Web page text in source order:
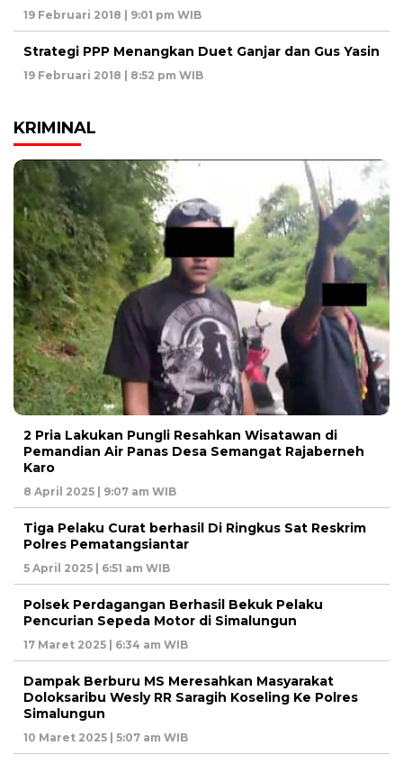
19 Februari 2018 | 9:01 pm WIB
Strategi PPP Menangkan Duet Ganjar dan Gus Yasin
19 Februari 2018 | 8:52 pm WIB
KRIMINAL
2 Pria Lakukan Pungli Resahkan Wisatawan di
Pemandian Air Panas Desa Semangat Rajaberneh
Karo
8 April 2025 | 9:07 am WIB
Tiga Pelaku Curat berhasil Di Ringkus Sat Reskrim
Polres Pematangsiantar
5 April 2025 | 6:51 am WIB
Polsek Perdagangan Berhasil Bekuk Pelaku
Pencurian Sepeda Motor di Simalungun
17 Maret 2025 | 6:34 am WIB
Dampak Berburu MS Meresahkan Masyarakat
Doloksaribu Wesly RR Saragih Koseling Ke Polres
Simalungun
10 Maret 2025 | 5:07 am WIB